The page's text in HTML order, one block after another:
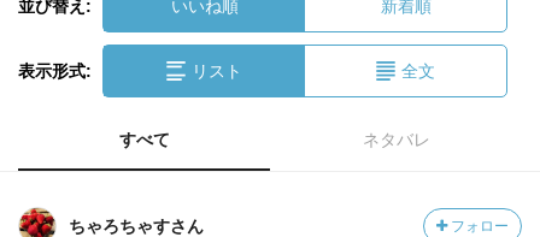
並び替え: いいね順 新着順
表示形式: リスト 全文
すべて ネタバレ
ちゃろちゃすさん フォロー